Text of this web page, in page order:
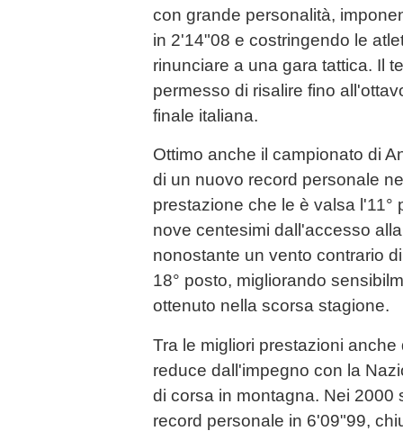
con grande personalità,
in 2'14"08 e costringendo le
rinunciare a una gara tattica. Il
permesso di risalire fino
finale italiana.
Ottimo anche il campionato di
di un nuovo record personale
prestazione che le è valsa l'11°
nove centesimi dall'accesso
nonostante un vento contrario
18° posto, migliorando
ottenuto nella scorsa stagione.
Tra le migliori prestazioni
reduce dall'impegno con la
di corsa in montagna. Nei 2000
record personale in 6'09"99,